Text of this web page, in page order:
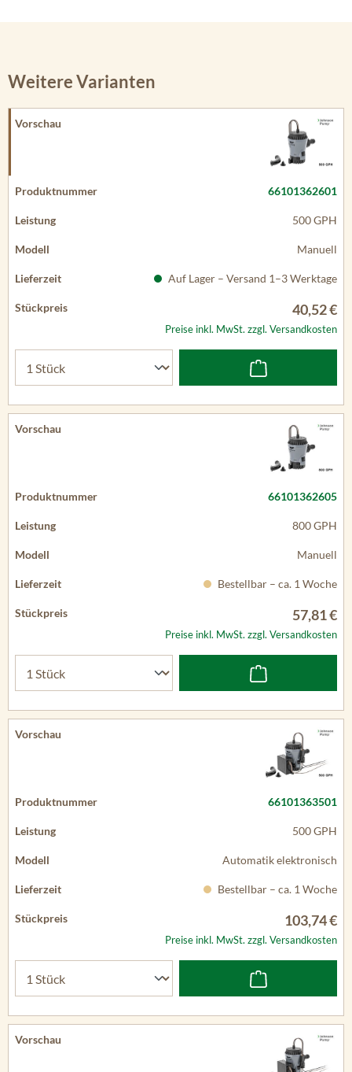
Weitere Varianten
66101362601
500 GPH
Manuell
Auf Lager – Versand 1–3 Werktage
40,52 €
Preise inkl. MwSt. zzgl. Versandkosten
66101362605
800 GPH
Manuell
Bestellbar – ca. 1 Woche
57,81 €
Preise inkl. MwSt. zzgl. Versandkosten
66101363501
500 GPH
Automatik elektronisch
Bestellbar – ca. 1 Woche
103,74 €
Preise inkl. MwSt. zzgl. Versandkosten